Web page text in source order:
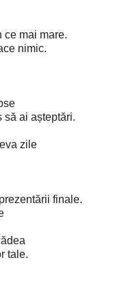
ce mai mare.
nimic.
să ai așteptări.
zile
finale.
tale.